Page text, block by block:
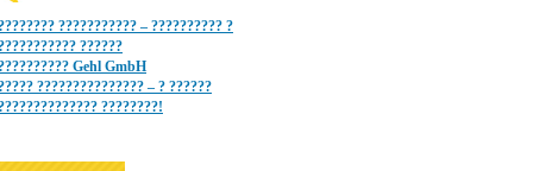
??????????? – ?????????? ?
??????
Gehl GmbH
??????????????? – ? ??????
????????!